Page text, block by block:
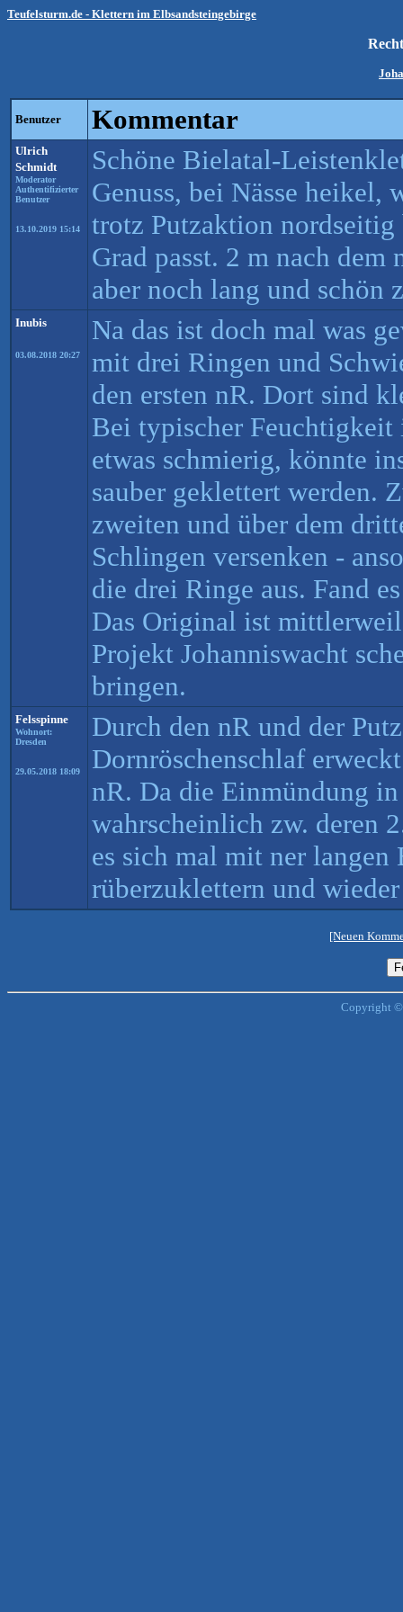
Teufelsturm.de - Klettern im Elbsandsteingebirge
Benutzer Kommentar
Ulrich
Schmidt
Moderator
Authentifizierter
Benutzer
13.10.2019 15:14
Schöne Bielatal-
Genuss, bei Nässe heikel,
trotz Putzaktion
Grad passt. 2 m nach dem
aber noch lang und schön
Inubis
03.08.2018 20:27
Na das ist doch mal was
mit drei Ringen und
den ersten nR. Dort sind
Bei typischer Feuchtigkeit
etwas schmierig, könnte
sauber geklettert werden.
zweiten und über dem
Schlingen versenken -
die drei Ringe aus. Fand
Das Original ist
Projekt Johanniswacht
bringen.
Felsspinne
Wohnort:
Dresden
29.05.2018 18:09
Durch den nR und der
Dornröschenschlaf
nR. Da die Einmündung
wahrscheinlich zw. deren
es sich mal mit ner langen
rüberzuklettern und
[Neuen
Copyright ©